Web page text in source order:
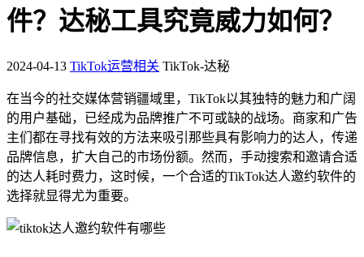
件？达秘工具究竟威力如何？
2024-04-13 TikTok运营相关 TikTok-达秘
在当今的社交媒体营销疆域里，TikTok以其独特的魅力和广阔
的用户基础，已经成为品牌推广不可或缺的战场。商家和广告
主们都在寻找有效的方法来吸引那些具有影响力的达人，传递
品牌信息，扩大自己的市场份额。然而，手动搜索和邀请合适
的达人耗时费力，这时候，一个合适的TikTok达人邀约软件的
选择就显得尤为重要。